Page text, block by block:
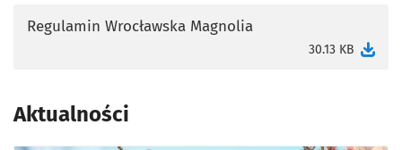
Regulamin Wrocławska Magnolia
30.13 KB
Aktualności